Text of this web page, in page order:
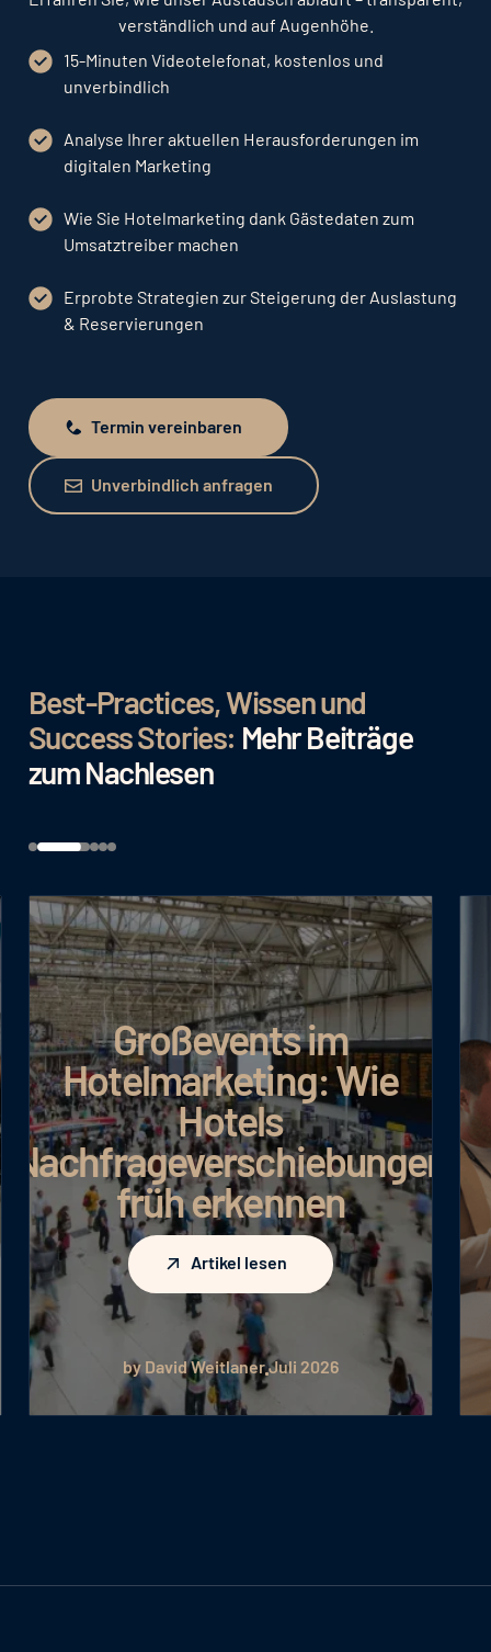
verständlich und auf Augenhöhe.
15-Minuten Videotelefonat, kostenlos und
unverbindlich
Analyse Ihrer aktuellen Herausforderungen im
digitalen Marketing
Wie Sie Hotelmarketing dank Gästedaten zum
Umsatztreiber machen
Erprobte Strategien zur Steigerung der Auslastung
& Reservierungen
Termin vereinbaren
Termin vereinbaren
Unverbindlich anfragen
Unverbindlich anfragen
Best-Practices, Wissen und
Success Stories: Mehr Beiträge
zum Nachlesen
Großevents im
Hotelmarketing: Wie
Hotels
Nachfrageverschiebungen
früh erkennen
Artikel lesen
Artikel lesen
by David WeitlanerJuli 2026